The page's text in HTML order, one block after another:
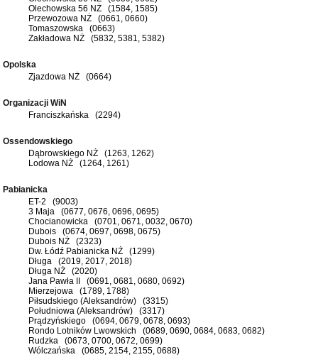
Olechowska 56 NŻ (1584, 1585)
Przewozowa NŻ (0661, 0660)
Tomaszowska (0663)
Zakładowa NŻ (5832, 5381, 5382)
Opolska
Zjazdowa NŻ (0664)
Organizacji WiN
Franciszkańska (2294)
Ossendowskiego
Dąbrowskiego NŻ (1263, 1262)
Lodowa NŻ (1264, 1261)
Pabianicka
ET-2 (9003)
3 Maja (0677, 0676, 0696, 0695)
Chocianowicka (0701, 0671, 0032, 0670)
Dubois (0674, 0697, 0698, 0675)
Dubois NŻ (2323)
Dw. Łódź Pabianicka NŻ (1299)
Długa (2019, 2017, 2018)
Długa NŻ (2020)
Jana Pawła II (0691, 0681, 0680, 0692)
Mierzejowa (1789, 1788)
Piłsudskiego (Aleksandrów) (3315)
Południowa (Aleksandrów) (3317)
Prądzyńskiego (0694, 0679, 0678, 0693)
Rondo Lotników Lwowskich (0689, 0690, 0684, 0683, 0682)
Rudzka (0673, 0700, 0672, 0699)
Wólczańska (0685, 2154, 2155, 0688)